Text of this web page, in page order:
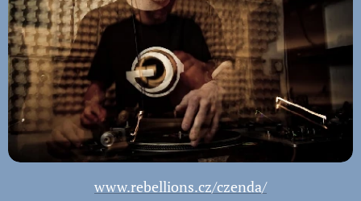
www.rebellions.cz/czenda/